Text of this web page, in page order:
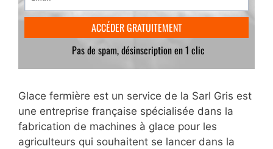
Glace fermière est un service de la Sarl Gris est
une entreprise française spécialisée dans la
fabrication de machines à glace pour les
agriculteurs qui souhaitent se lancer dans la